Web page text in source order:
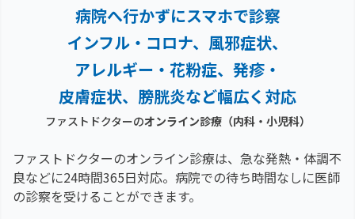
病院へ行かずにスマホで診察
インフル・コロナ、風邪症状、
アレルギー・花粉症、 発疹・
皮膚症状、膀胱炎など幅広く対応
ファストドクターのオンライン診療（内科・小児科）
ファストドクターのオンライン診療は、急な発熱・体調不
良などに24時間365日対応。 病院での待ち時間なしに医師
の診察を受けることができます。